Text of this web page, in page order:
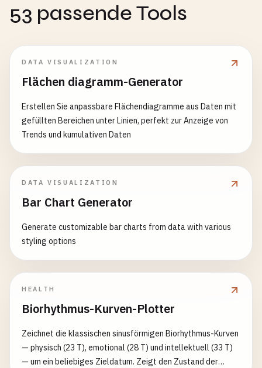
53 passende Tools
DATA VISUALIZATION
Flächen diagramm-Generator
Erstellen Sie anpassbare Flächendiagramme aus Daten mit
gefüllten Bereichen unter Linien, perfekt zur Anzeige von
Trends und kumulativen Daten
DATA VISUALIZATION
Bar Chart Generator
Generate customizable bar charts from data with various
styling options
HEALTH
Biorhythmus-Kurven-Plotter
Zeichnet die klassischen sinusförmigen Biorhythmus-Kurven
— physisch (23 T), emotional (28 T) und intellektuell (33 T)
— um ein beliebiges Zieldatum. Zeigt den Zustand der